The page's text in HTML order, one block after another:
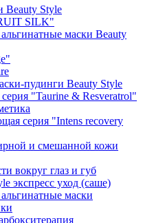
Beauty Style
SILK"
маски Beauty
пудинги Beauty Style
"Taurine & Resveratrol"
серия "Intens recovery
и смешанной кожи
вокруг глаз и губ
экспресс уход (саше)
маски